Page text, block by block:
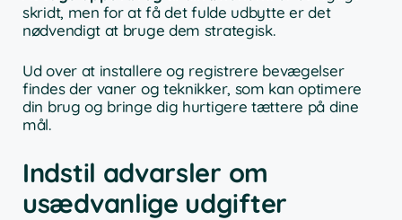
skridt, men for at få det fulde udbytte er det
nødvendigt at bruge dem strategisk.
Ud over at installere og registrere bevægelser
findes der vaner og teknikker, som kan optimere
din brug og bringe dig hurtigere tættere på dine
mål.
Indstil advarsler om
usædvanlige udgifter